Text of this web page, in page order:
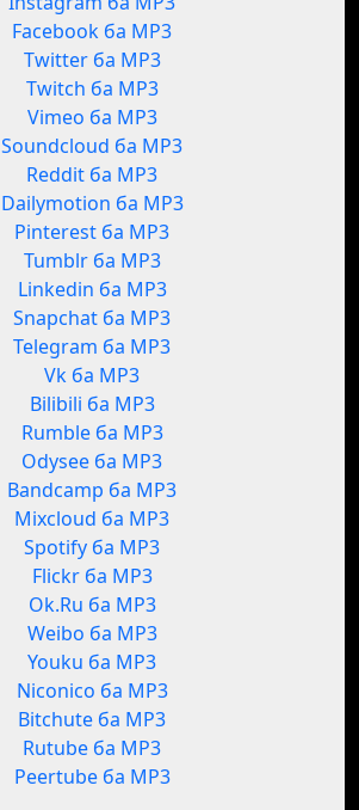
Facebook ба MP3
Twitter ба MP3
Twitch ба MP3
Vimeo ба MP3
Soundcloud ба MP3
Reddit ба MP3
Dailymotion ба MP3
Pinterest ба MP3
Tumblr ба MP3
Linkedin ба MP3
Snapchat ба MP3
Telegram ба MP3
Vk ба MP3
Bilibili ба MP3
Rumble ба MP3
Odysee ба MP3
Bandcamp ба MP3
Mixcloud ба MP3
Spotify ба MP3
Flickr ба MP3
Ok.Ru ба MP3
Weibo ба MP3
Youku ба MP3
Niconico ба MP3
Bitchute ба MP3
Rutube ба MP3
Peertube ба MP3